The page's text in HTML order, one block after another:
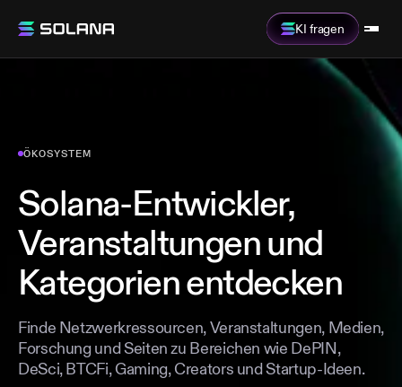
KI fragen
ÖKOSYSTEM
Solana-Entwickler,
Veranstaltungen und
Kategorien entdecken
Finde Netzwerkressourcen, Veranstaltungen, Medien,
Forschung und Seiten zu Bereichen wie DePIN,
DeSci, BTCFi, Gaming, Creators und Startup-Ideen.